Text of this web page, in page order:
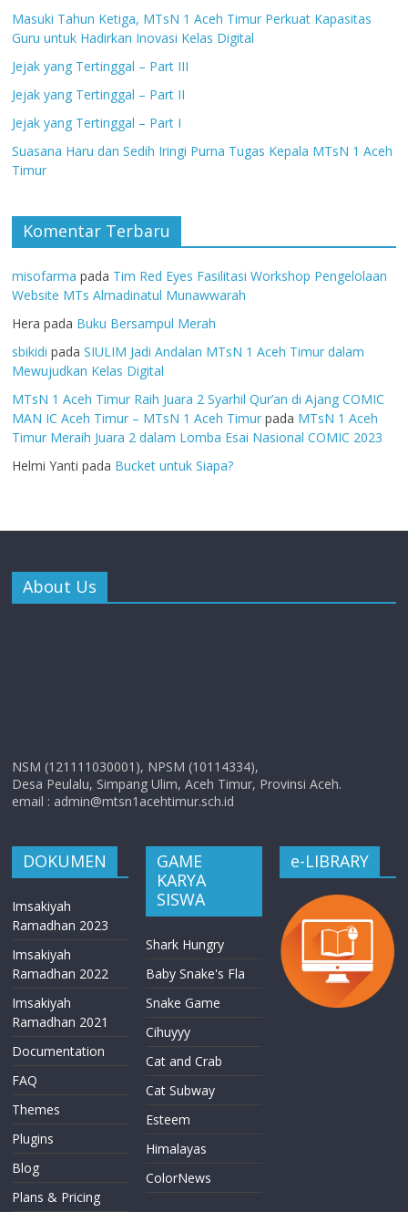
Masuki Tahun Ketiga, MTsN 1 Aceh Timur Perkuat Kapasitas
Guru untuk Hadirkan Inovasi Kelas Digital
Jejak yang Tertinggal – Part III
Jejak yang Tertinggal – Part II
Jejak yang Tertinggal – Part I
Suasana Haru dan Sedih Iringi Purna Tugas Kepala MTsN 1 Aceh
Timur
Komentar Terbaru
misofarma pada Tim Red Eyes Fasilitasi Workshop Pengelolaan
Website MTs Almadinatul Munawwarah
Hera pada Buku Bersampul Merah
sbikidi padaSIULIM Jadi Andalan MTsN 1 Aceh Timur dalam
Mewujudkan Kelas Digital
MTsN 1 Aceh Timur Raih Juara 2 Syarhil Qur’an di Ajang COMIC
MAN IC Aceh Timur – MTsN 1 Aceh Timur pada MTsN 1 Aceh
Timur Meraih Juara 2 dalam Lomba Esai Nasional COMIC 2023
Helmi Yanti pada Bucket untuk Siapa?
About Us
NSM (121111030001), NPSM (10114334),
Desa Peulalu, Simpang Ulim, Aceh Timur, Provinsi Aceh.
email : admin@mtsn1acehtimur.sch.id
DOKUMEN
Imsakiyah
Ramadhan 2023
Imsakiyah
Ramadhan 2022
Imsakiyah
Ramadhan 2021
Documentation
FAQ
Themes
Plugins
Blog
Plans & Pricing
GAME
KARYA
SISWA
Shark Hungry
Baby Snake's Fla
Snake Game
Cihuyyy
Cat and Crab
Cat Subway
Esteem
Himalayas
ColorNews
e-LIBRARY